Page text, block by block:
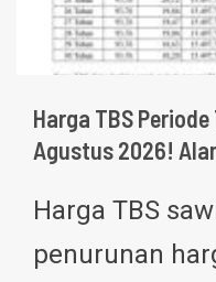
Harga TBS
Agustus 2026!
Harga TBS
penurunan